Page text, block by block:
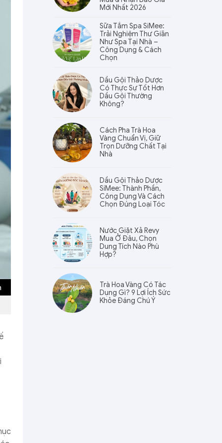
Mới Nhất 2026
Sữa Tắm Spa SiMee:
Trải Nghiệm Thư Giãn
Như Spa Tại Nhà –
Công Dụng & Cách
Chọn
Dầu Gội Thảo Dược
Có Thực Sự Tốt Hơn
Dầu Gội Thường
Không?
Cách Pha Trà Hoa
Vàng Chuẩn Vị, Giữ
Trọn Dưỡng Chất Tại
Nhà
Dầu Gội Thảo Dược
SiMee: Thành Phần,
Công Dụng Và Cách
Chọn Đúng Loại Tóc
Nước Giặt Xả Revy
Mua Ở Đâu, Chọn
Dung Tích Nào Phù
Hợp?
Trà Hoa Vàng Có Tác
Dụng Gì? 9 Lợi Ích Sức
Khỏe Đáng Chú Ý